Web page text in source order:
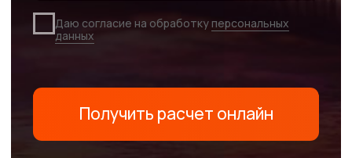
Брендированная наружная реклама
на перфорированной пленке
— это
в помещении. Для корпоративных
предоставляем гибкие
условия, быстрый запуск заказов,